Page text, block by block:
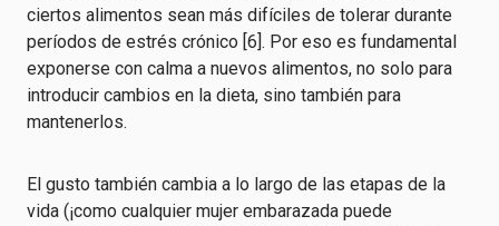
ciertos alimentos sean más difíciles de tolerar durante
períodos de estrés crónico [6]. Por eso es fundamental
exponerse con calma a nuevos alimentos, no solo para
introducir cambios en la dieta, sino también para
mantenerlos.
El gusto también cambia a lo largo de las etapas de la
vida (¡como cualquier mujer embarazada puede